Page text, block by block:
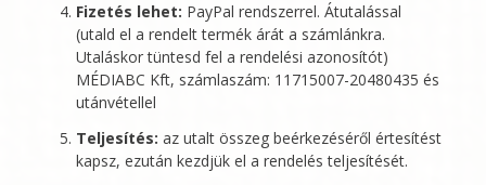
Fizetés lehet: PayPal rendszerrel. Átutalással
(utald el a rendelt termék árát a számlánkra.
Utaláskor tüntesd fel a rendelési azonosítót)
MÉDIABC Kft, számlaszám: 11715007-20480435 és
utánvétellel
Teljesítés: az utalt összeg beérkezéséről értesítést
kapsz, ezután kezdjük el a rendelés teljesítését.